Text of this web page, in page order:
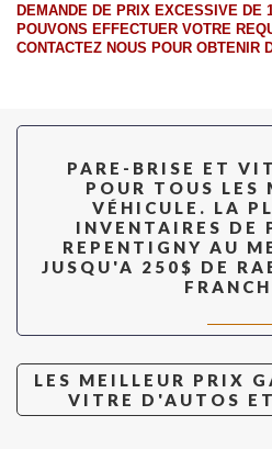
Back Window (Heated) (Used W/Deck
DEMANDE DE PRIX EXCESSIVE DE
POUVONS EFFECTUER VOTRE
CONTACTEZ NOUS POUR OBTENIR
PARE-BRISE ET
POUR TOUS LES
VÉHICULE. LA
INVENTAIRES DE
REPENTIGNY AU
JUSQU'A 250$ DE
LES MEILLEUR PRIX
VITRE D'AUTOS